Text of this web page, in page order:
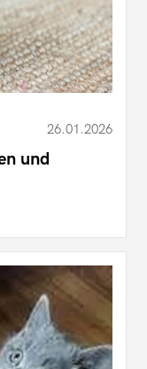
26.01.2026
und